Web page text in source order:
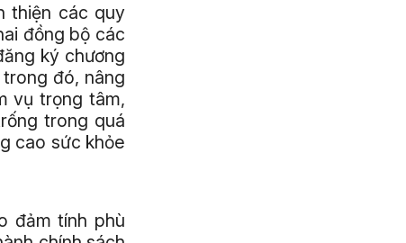
thiện các quy
đồng bộ các
ký chương
đó, nâng
vụ trọng tâm,
trong quá
cao sức khỏe
đảm tính phù